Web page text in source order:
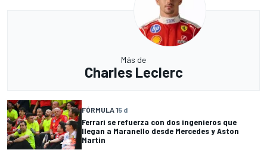
Más de
Charles Leclerc
FÓRMULA 15 d
Ferrari se refuerza con dos ingenieros que
llegan a Maranello desde Mercedes y Aston
Martin